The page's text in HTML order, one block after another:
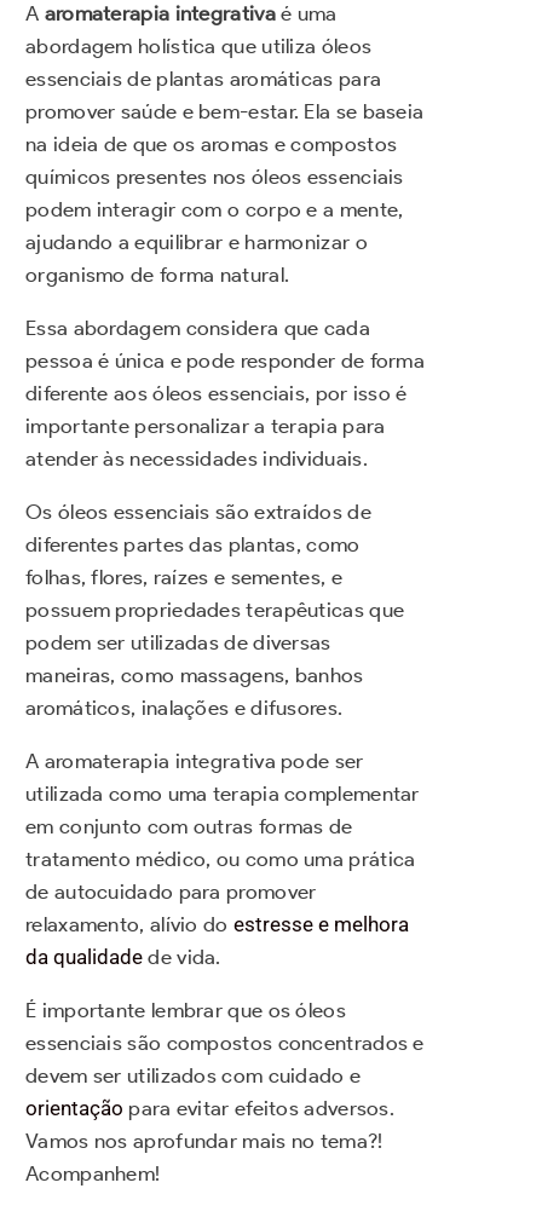
A aromaterapia integrativaé uma
abordagem holística que utiliza óleos
essenciais de plantas aromáticas para
promover saúde e bem-estar. Ela se baseia
na ideia de que os aromas e compostos
químicos presentes nos óleos essenciais
podem interagir com o corpo e a mente,
ajudando a equilibrar e harmonizar o
organismo de forma natural.
Essa abordagem considera que cada
pessoa é única e pode responder de forma
diferente aos óleos essenciais, por isso é
importante personalizar a terapia para
atender às necessidades individuais.
Os óleos essenciais são extraídos de
diferentes partes das plantas, como
folhas, flores, raízes e sementes, e
possuem propriedades terapêuticas que
podem ser utilizadas de diversas
maneiras, como massagens, banhos
aromáticos, inalações e difusores.
A aromaterapia integrativa pode ser
utilizada como uma terapia complementar
em conjunto com outras formas de
tratamento médico, ou como uma prática
de autocuidado para promover
relaxamento, alívio do estresse e melhora
da qualidade de vida.
É importante lembrar que os óleos
essenciais são compostos concentrados e
devem ser utilizados com cuidado e
orientação para evitar efeitos adversos.
Vamos nos aprofundar mais no tema?!
Acompanhem!